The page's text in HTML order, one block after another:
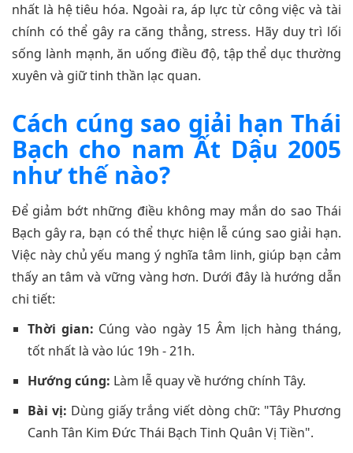
nhất là hệ tiêu hóa. Ngoài ra, áp lực từ công việc và tài
chính có thể gây ra căng thẳng, stress. Hãy duy trì lối
sống lành mạnh, ăn uống điều độ, tập thể dục thường
xuyên và giữ tinh thần lạc quan.
Cách cúng sao giải hạn Thái
Bạch cho nam Ất Dậu 2005
như thế nào?
Để giảm bớt những điều không may mắn do sao Thái
Bạch gây ra, bạn có thể thực hiện lễ cúng sao giải hạn.
Việc này chủ yếu mang ý nghĩa tâm linh, giúp bạn cảm
thấy an tâm và vững vàng hơn. Dưới đây là hướng dẫn
chi tiết:
Thời gian: Cúng vào ngày 15 Âm lịch hàng tháng,
tốt nhất là vào lúc 19h - 21h.
Hướng cúng: Làm lễ quay về hướng chính Tây.
Bài vị: Dùng giấy trắng viết dòng chữ: "Tây Phương
Canh Tân Kim Đức Thái Bạch Tinh Quân Vị Tiền".